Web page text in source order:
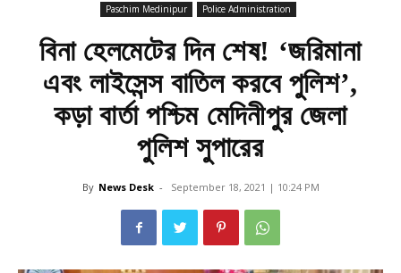
Paschim Medinipur Police Administration
বিনা হেলমেটের দিন শেষ! ‘জরিমানা
এবং লাইসেন্স বাতিল করবে পুলিশ’,
কড়া বার্তা পশ্চিম মেদিনীপুর জেলা
পুলিশ সুপারের
By News Desk - September 18, 2021 | 10:24 PM